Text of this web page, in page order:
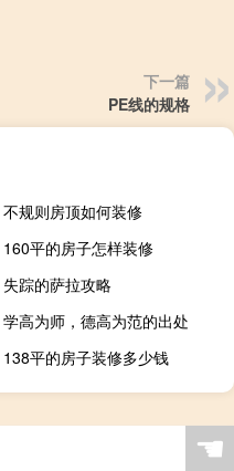
下一篇
PE线的规格
不规则房顶如何装修
160平的房子怎样装修
失踪的萨拉攻略
学高为师，德高为范的出处
138平的房子装修多少钱
☚